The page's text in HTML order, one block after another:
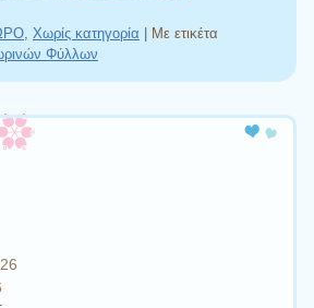
Χωρίς κατηγορία | Με ετικέτα
Φύλλων
άρθρων